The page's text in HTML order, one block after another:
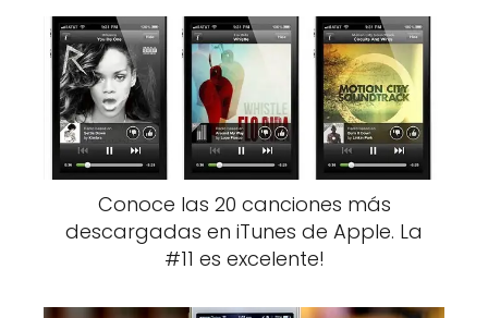
Conoce las 20 canciones más
descargadas en iTunes de Apple. La
#11 es excelente!